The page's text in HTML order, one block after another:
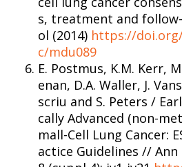
s, treatment and
ol (2014) https://
c/mdu089
E. Postmus, K.M. Kerr,
enan, D.A. Waller, J.
scriu and S. Peters /
cally Advanced (non-
mall-Cell Lung Cancer:
actice Guidelines // Ann